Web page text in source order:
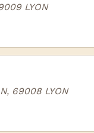
LYON
69008 LYON